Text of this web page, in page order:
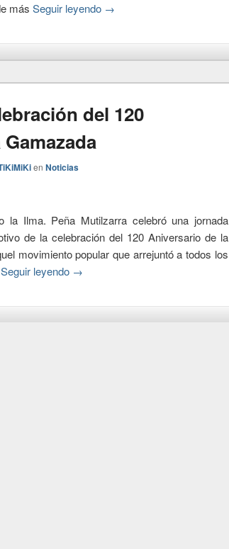
másSeguir leyendo →
del 120
enNoticias
la Ilma. Peña Mutilzarra celebró una jornada
de la celebración del 120 Aniversario de la
movimiento popular que arrejuntó a todos los
Seguir leyendo →